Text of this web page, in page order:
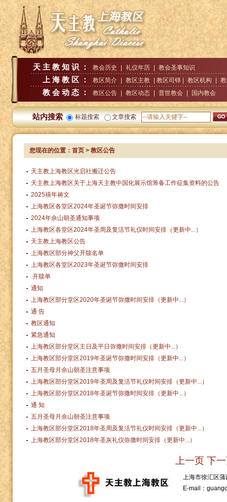
天主教知识： 教会历史 礼仪年历 教会圣事知识
上海教区： 教区简介 教区主教 | 教区司铎 | 教区机构
教会动态： 教区公告 教区动态 普世教会 国内教会
站内搜索 标题搜索 文章搜索
您现在的位置：首页 > 教区公告
天主教上海教区光启社搬迁公告
天主教上海教区关于上海天主教中国化展示馆筹备工作征集资料的公告
2025禧年祷文
上海教区各堂区2024年圣诞节弥撒时间安排
2024年佘山朝圣通知事项
上海教区各堂区2024年圣周及复活节礼仪时间安排（更新中...）
天主教上海教区公告
上海教区部分神父开牍名单
上海教区各堂区2023年圣诞节弥撒时间安排
.开牍单
通知
上海教区部分堂区2020年圣诞节弥撒时间安排（更新中...）
通 告
教区通知
紧急通知
上海教区部分堂区主日及平日弥撒时间安排（更新中...）
上海教区部分堂区2019年圣诞节弥撒时间安排（更新中...）
五月圣母月佘山朝圣注意事项
上海教区部分堂区2019年圣周及复活节礼仪时间安排（更新中...）
上海教区部分堂区2018年圣诞节弥撒时间安排（更新中...）
通 知
五月圣母月佘山朝圣注意事项
上海教区部分堂区2018年圣周及复活节礼仪时间安排（更新中...）
上海教区部分堂区2018年圣灰礼仪弥撒时间安排（更新中...）
上一页 下
上海市徐汇区
E-mail：